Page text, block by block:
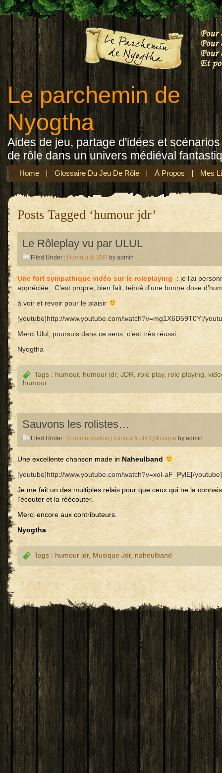
Le parchemin de
Nyogtha
Aides de jeu, partage d'idées et
de rôle dans un univers médiéval
Home Glossaire Du Jeu De Rôle À Propos Mes
Posts Tagged ‘humour jdr’
Le Rôleplay vu par ULUL
Filed Under : Humour & JDR by admin
Une fort sympathique vidéo sur le roleplaying : je l’ai
appréciée. C’est propre, bien fait, teinté d’une bonne dose
à voir et revoir pour le plaisir
[youtube]http://www.youtube.com/watch?v=mg1X6D59T0Y[/
Merci Ulul, poursuis dans ce sens, c’est très réussi.
Nyogtha
Tags : humour, humour jdr, JDR role play, role playing
humour
Sauvons les rolistes…
Filed Under : Communication Humour & JDR Musique by admin
Une excellente chanson made in Naheulband
[youtube]http://www.youtube.com/watch?v=xol-aF_PylE[/youtube]
Je me fait un des multiples relais pour que ceux qui ne la
l’écouter et la réécouter.
Merci encore aux contributeurs.
Nyogtha
Tags : humour jdr, Musique Jdr, naheulband